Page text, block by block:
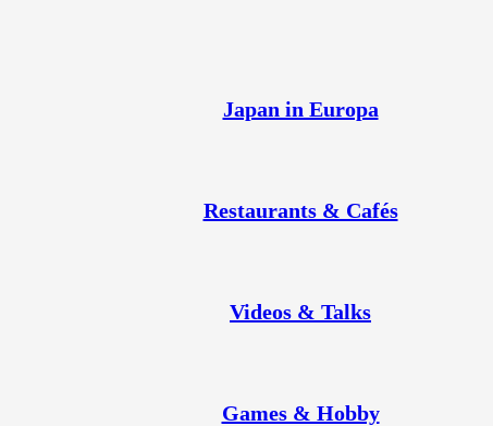
Japan in Europa
Restaurants & Cafés
Videos & Talks
Games & Hobby